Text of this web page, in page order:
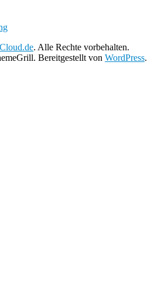
. Alle Rechte vorbehalten.
Bereitgestellt von WordPress.